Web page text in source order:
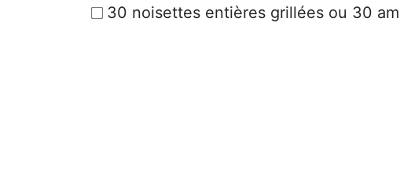
30 noisettes entières grillées ou 30